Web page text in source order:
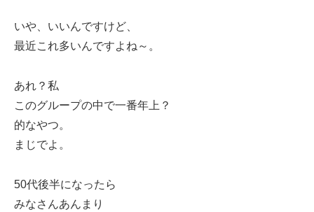
いや、いいんですけど、
最近これ多いんですよね～。
あれ？私
このグループの中で一番年上？
的なやつ。
まじでよ。
50代後半になったら
みなさんあんまり